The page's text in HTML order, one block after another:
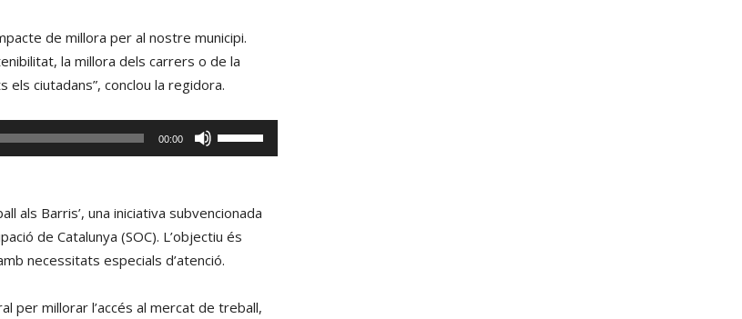
per
disminuir
el
de millora per al nostre municipi.
la millora dels carrers o de la
ciutadans”, conclou la regidora.
00:00
servir
als Barris’, una iniciativa subvencionada
de Catalunya (SOC). L’objectiu és
necessitats especials d’atenció.
per millorar l’accés al mercat de treball,